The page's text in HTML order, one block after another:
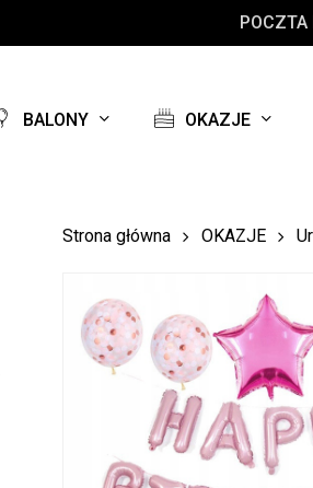
BALONY OKAZJE
Strona główna OKAZJE